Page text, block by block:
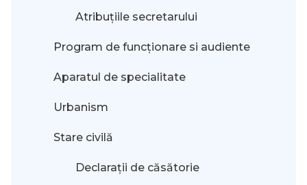
Atribuțiile secretarului
Program de funcționare si audiente
Aparatul de specialitate
Urbanism
Stare civilă
Declarații de căsătorie